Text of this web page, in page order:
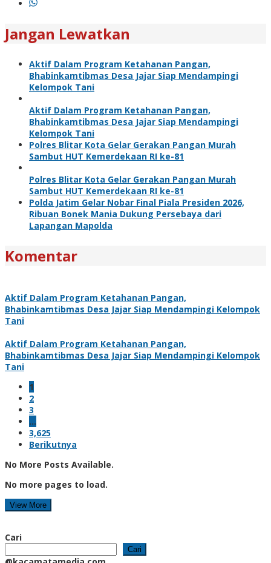
Jangan Lewatkan
Aktif Dalam Program Ketahanan Pangan,
Bhabinkamtibmas Desa Jajar Siap Mendampingi
Kelompok Tani
Aktif Dalam Program Ketahanan Pangan,
Bhabinkamtibmas Desa Jajar Siap Mendampingi
Kelompok Tani
Polres Blitar Kota Gelar Gerakan Pangan Murah
Sambut HUT Kemerdekaan RI ke-81
Polres Blitar Kota Gelar Gerakan Pangan Murah
Sambut HUT Kemerdekaan RI ke-81
Polda Jatim Gelar Nobar Final Piala Presiden 2026,
Ribuan Bonek Mania Dukung Persebaya dari
Lapangan Mapolda
Komentar
Aktif Dalam Program Ketahanan Pangan,
Bhabinkamtibmas Desa Jajar Siap Mendampingi Kelompok
Tani
Aktif Dalam Program Ketahanan Pangan,
Bhabinkamtibmas Desa Jajar Siap Mendampingi Kelompok
Tani
1
2
3
…
3,625
Berikutnya
No More Posts Available.
No more pages to load.
View More
Cari
Cari